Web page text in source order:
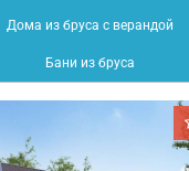
Дома из бруса с верандой
Бани из бруса